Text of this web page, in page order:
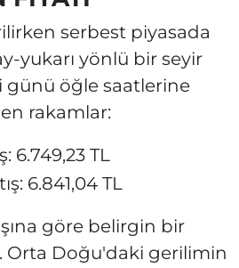
serbest piyasada
yukarı yönlü bir seyir
günü öğle saatlerine
rakamlar:
6.749,23 TL
6.841,04 TL
göre belirgin bir
Orta Doğu'daki gerilimin